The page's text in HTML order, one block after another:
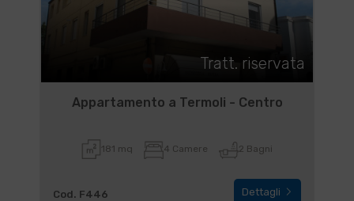
Tratt. riservata
Appartamento a Termoli - Centro
181 mq 4 Camere 2 Bagni
Cod. F446 Dettagli